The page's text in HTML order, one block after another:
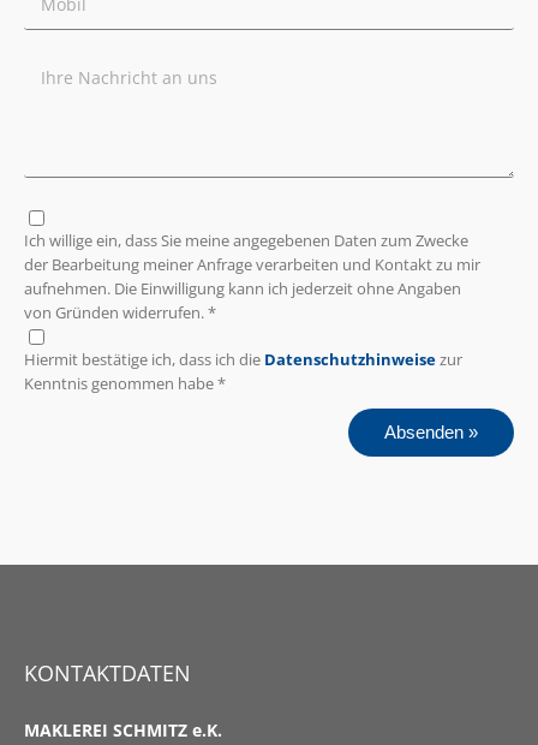
KONTAKTDATEN
MAKLEREI SCHMITZ e.K.
Ich willige ein, dass Sie meine angegebenen Daten zum Zwecke
der Bearbeitung meiner Anfrage verarbeiten und Kontakt zu mir
aufnehmen. Die Einwilligung kann ich jederzeit ohne Angaben
von Gründen widerrufen. *
Hiermit bestätige ich, dass ich die Datenschutzhinweisezur
Kenntnis genommen habe *
Absenden »